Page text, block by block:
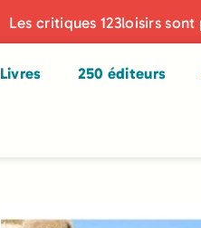
Les critiques 123loisirs
Livres 250 éditeurs